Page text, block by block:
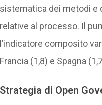
sistematica dei metodi e
relative al processo. Il
l’indicatore composito
Francia (1,8) e Spagna
Strategia di Open